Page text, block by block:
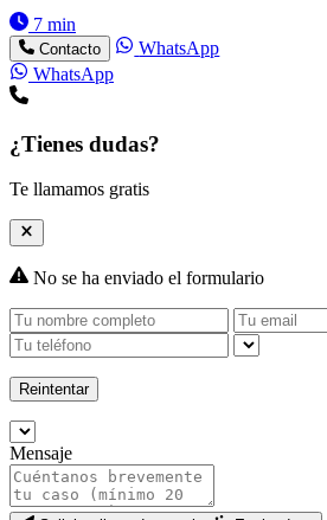
7 min
Contacto
WhatsApp
WhatsApp
¿Tienes dudas?
Te llamamos gratis
No se ha enviado el formulario
Reintentar
Mensaje